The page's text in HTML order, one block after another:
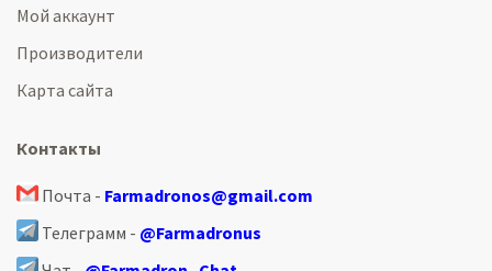
Мой аккаунт
Производители
Карта сайта
Контакты
Почта - Farmadronos@gmail.com
Телеграмм - @Farmadronus